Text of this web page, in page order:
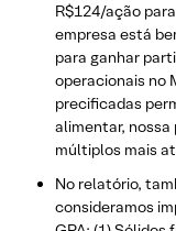
R$124/ação
empresa está
para ganhar
operacionais no
precificadas
alimentar, nossa
múltiplos mais
No relatório,
consideramos